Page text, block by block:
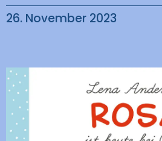
26. November 2023